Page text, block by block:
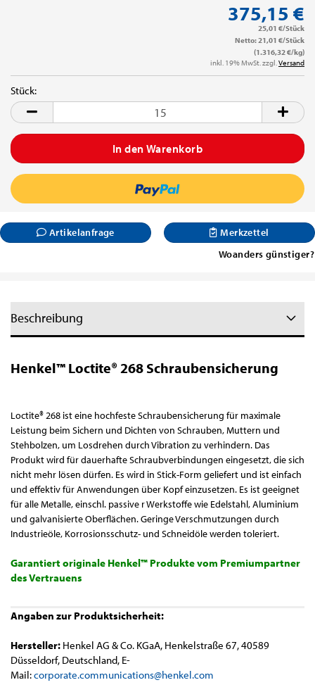
375,15 €
25,01 €/Stück
Netto: 21,01 €/Stück
(1.316,32 €/kg)
inkl. 19% MwSt. zzgl.Versand
Stück:
Stück
Artikelanfrage
Merkzettel
Woanders günstiger?
Beschreibung
Henkel™ Loctite® 268 Schraubensicherung
Loctite® 268 ist eine hochfeste Schraubensicherung für maximale
Leistung beim Sichern und Dichten von Schrauben, Muttern und
Stehbolzen, um Losdrehen durch Vibration zu verhindern. Das
Produkt wird für dauerhafte Schraubverbindungen eingesetzt, die sich
nicht mehr lösen dürfen. Es wird in Stick-Form geliefert und ist einfach
und effektiv für Anwendungen über Kopf einzusetzen. Es ist geeignet
für alle Metalle, einschl. passive r Werkstoffe wie Edelstahl, Aluminium
und galvanisierte Oberflächen. Geringe Verschmutzungen durch
Industrieöle, Korrosionsschutz- und Schneidöle werden toleriert.
Garantiert originale Henkel™ Produkte vom Premiumpartner
des Vertrauens
Angaben zur Produktsicherheit:
Hersteller: Henkel AG & Co. KGaA, Henkelstraße 67, 40589
Düsseldorf, Deutschland, E-
Mail:corporate.communications@henkel.com